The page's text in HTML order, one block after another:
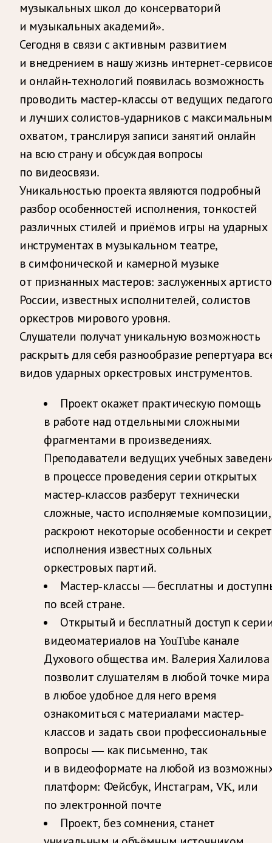
музыкальных школ до консерваторий
и музыкальных академий».
Сегодня в связи с активным развитием
и внедрением в нашу жизнь интернет-
и онлайн-технологий появилась возможность
проводить мастер-классы от ведущих
и лучших солистов-ударников с максимальным
охватом, транслируя записи занятий онлайн
на всю страну и обсуждая вопросы
по видеосвязи.
Уникальностью проекта являются подробный
разбор особенностей исполнения, тонкостей
различных стилей и приёмов игры на ударных
инструментах в музыкальном театре,
в симфонической и камерной музыке
от признанных мастеров: заслуженных
России, известных исполнителей, солистов
оркестров мирового уровня.
Слушатели получат уникальную возможность
раскрыть для себя разнообразие репертуара
видов ударных оркестровых инструментов.
Проект окажет практическую помощь
в работе над отдельными сложными
фрагментами в произведениях.
Преподаватели ведущих учебных
в процессе проведения серии открытых
мастер-классов разберут технически
сложные, часто исполняемые композиции,
раскроют некоторые особенности и
исполнения известных сольных
оркестровых партий.
Мастер-классы — бесплатны и
по всей стране.
Открытый и бесплатный доступ к
видеоматериалов на YouTube канале
Духового общества им. Валерия Халилова
позволит слушателям в любой точке мира
в любое удобное для него время
ознакомиться с материалами мастер-
классов и задать свои профессиональные
вопросы — как письменно, так
и в видеоформате на любой из
платформ: Фейсбук, Инстаграм, VK, или
по электронной почте
Проект, без сомнения, станет